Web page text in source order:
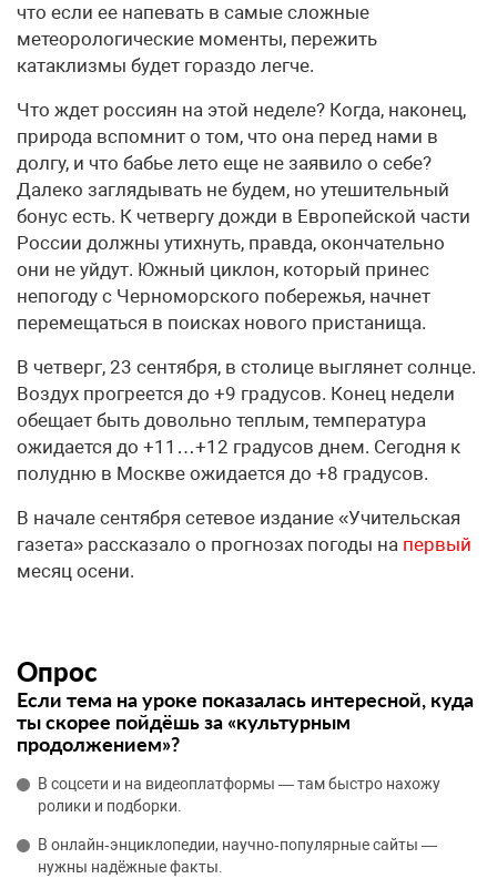
что если ее напевать в самые сложные
метеорологические моменты, пережить
катаклизмы будет гораздо легче.
Что ждет россиян на этой неделе? Когда, наконец,
природа вспомнит о том, что она перед нами в
долгу, и что бабье лето еще не заявило о себе?
Далеко заглядывать не будем, но утешительный
бонус есть. К четвергу дожди в Европейской части
России должны утихнуть, правда, окончательно
они не уйдут. Южный циклон, который принес
непогоду с Черноморского побережья, начнет
перемещаться в поисках нового пристанища.
В четверг, 23 сентября, в столице выглянет солнце.
Воздух прогреется до +9 градусов. Конец недели
обещает быть довольно теплым, температура
ожидается до +11…+12 градусов днем. Сегодня к
полудню в Москве ожидается до +8 градусов.
В начале сентября сетевое издание «Учительская
газета» рассказало о прогнозах погоды на первый
месяц осени.
Опрос
Если тема на уроке показалась интересной, куда
ты скорее пойдёшь за «культурным
продолжением»?
В соцсети и на видеоплатформы — там быстро нахожу
ролики и подборки.
В онлайн‑энциклопедии, научно‑популярные сайты —
нужны надёжные факты.